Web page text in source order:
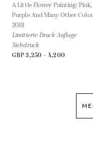
A Little Flower Painting: Pink,
Purple And Many Other
2018
Limitierte Druck Auflage
Siebdruck
GBP 3,250 - 4,200